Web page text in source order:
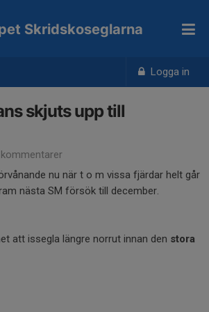
Logga in
Skridskoseglarna
skjuts upp till
nu när t o m vissa fjärdar helt går
nästa SM försök till december.
att issegla längre norrut innan den stora